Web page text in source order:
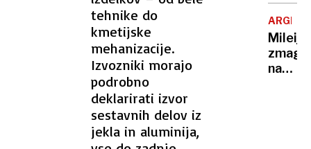
tehnike do
kmetijske
mehanizacije.
Izvozniki morajo
podrobno
deklarirati izvor
sestavnih delov iz
jekla in aluminija,
žensko
zmaga
na